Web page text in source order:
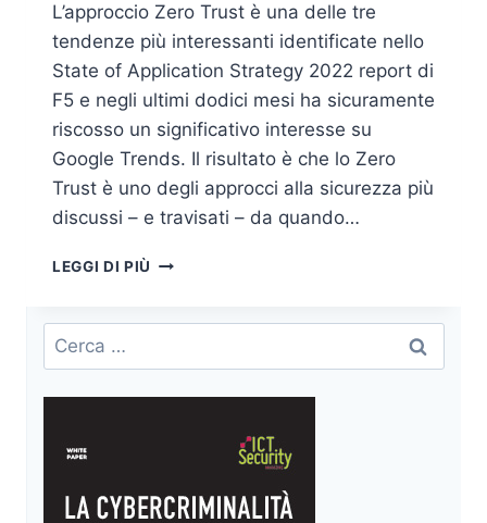
L’approccio Zero Trust è una delle tre
tendenze più interessanti identificate nello
State of Application Strategy 2022 report di
F5 e negli ultimi dodici mesi ha sicuramente
riscosso un significativo interesse su
Google Trends. Il risultato è che lo Zero
Trust è uno degli approcci alla sicurezza più
discussi – e travisati – da quando…
LEGGI DI PIÙ IMPLEMENTARE
ZERO
PER
LA
LA
Ricerca
per: